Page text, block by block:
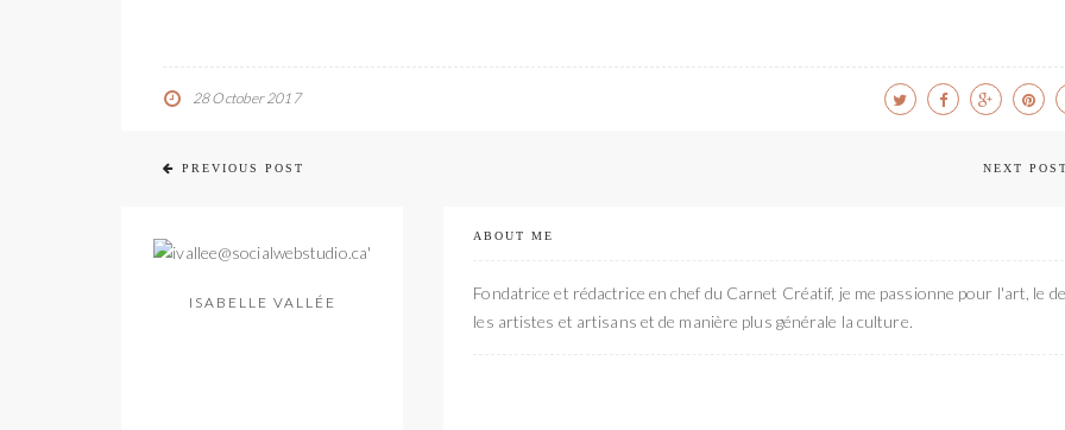
28 October 2017
PREVIOUS POST NEXT
ISABELLE VALLÉE
ABOUT ME
Fondatrice et rédactrice en chef du Carnet Créatif, je me passionne pour l'art, le
les artistes et artisans et de manière plus générale la culture.